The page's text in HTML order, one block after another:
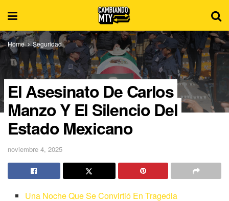
Home Seguridad
El Asesinato De Carlos
Manzo Y El Silencio Del
Estado Mexicano
noviembre 4, 2025
Una Noche Que Se Convirtió En Tragedia